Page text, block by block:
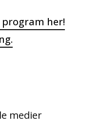
her!
medier